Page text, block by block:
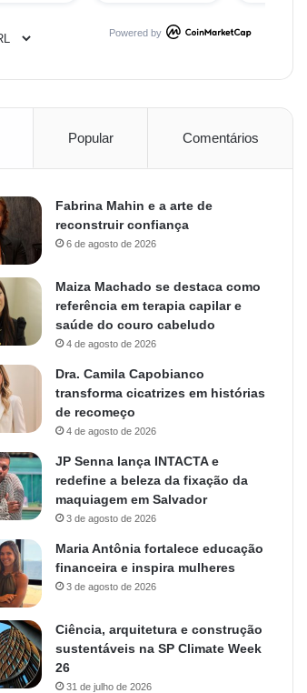
Powered by
Popular Comentários
Fabrina Mahin e a arte de
reconstruir confiança
6 de agosto de 2026
Maiza Machado se destaca como
referência em terapia capilar e
saúde do couro cabeludo
4 de agosto de 2026
Dra. Camila Capobianco
transforma cicatrizes em histórias
de recomeço
4 de agosto de 2026
JP Senna lança INTACTA e
redefine a beleza da fixação da
maquiagem em Salvador
3 de agosto de 2026
Maria Antônia fortalece educação
financeira e inspira mulheres
3 de agosto de 2026
Ciência, arquitetura e construção
sustentáveis na SP Climate Week
26
31 de julho de 2026